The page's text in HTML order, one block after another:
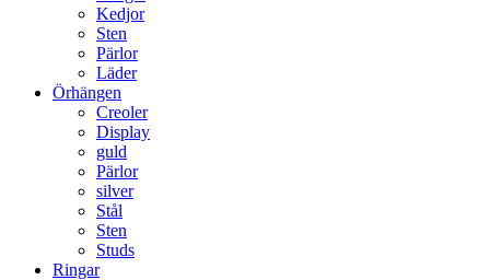
Kedjor
Sten
Pärlor
Läder
Örhängen
Creoler
Display
guld
Pärlor
silver
Stål
Sten
Studs
Ringar